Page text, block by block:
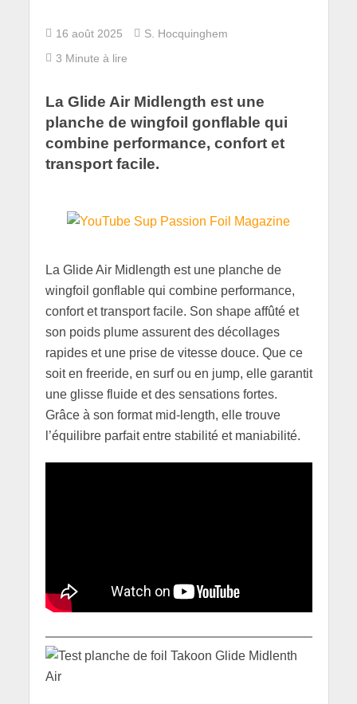
16 août 2025
S. Hocquinghem
3 Minute à lire
La Glide Air Midlength est une
planche de wingfoil gonflable qui
combine performance, confort et
transport facile.
La Glide Air Midlength est une planche de
wingfoil gonflable qui combine performance,
confort et transport facile. Son shape affûté et
son poids plume assurent des décollages
rapides et une prise de vitesse douce. Que ce
soit en freeride, en surf ou en jump, elle garantit
une glisse fluide et des sensations fortes.
Grâce à son format mid-length, elle trouve
l’équilibre parfait entre stabilité et maniabilité.